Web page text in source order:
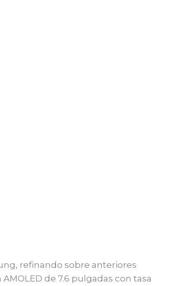
refinando sobre anteriores
de 7.6 pulgadas con tasa